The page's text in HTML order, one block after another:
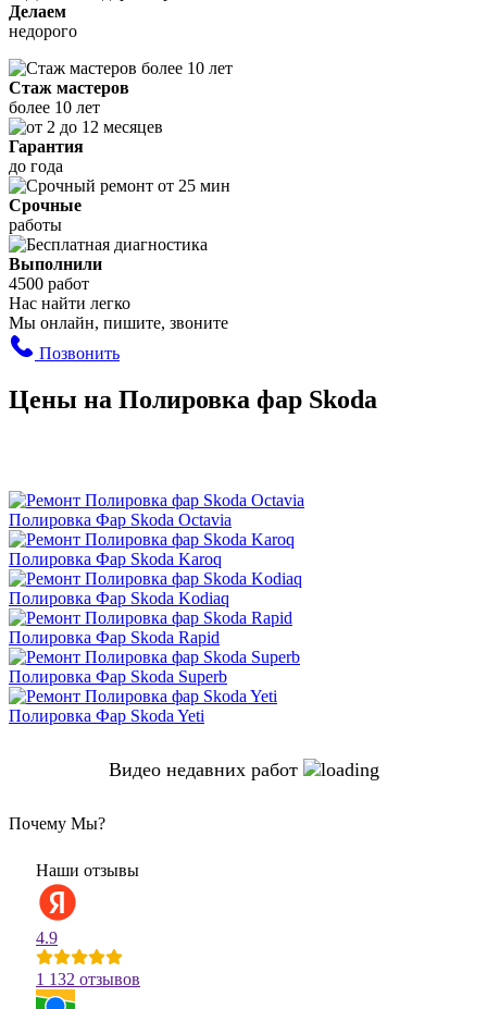
Делаем
недорого
Стаж мастеров
более 10 лет
Гарантия
до года
Срочные
работы
Выполнили
4500 работ
Нас найти легко
Мы онлайн, пишите, звоните
Позвонить
Цены на Полировка фар Skoda
Полировка Фар Skoda Octavia
Полировка Фар Skoda Karoq
Полировка Фар Skoda Kodiaq
Полировка Фар Skoda Rapid
Полировка Фар Skoda Superb
Полировка Фар Skoda Yeti
Видео недавних работ
Почему Мы?
Наши отзывы
4.9
1 132 отзывов